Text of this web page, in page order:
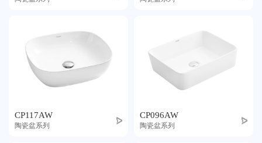
CP117AW
陶瓷盆系列
CP096AW
陶瓷盆系列